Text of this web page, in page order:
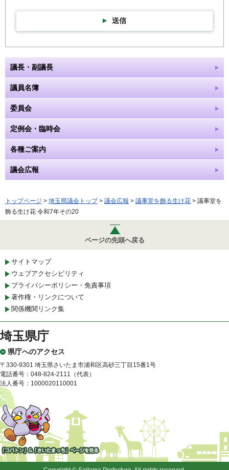
送信
議長・副議長
議員名簿
委員会
定例会・臨時会
各種ご案内
議会広報
トップページ > 埼玉県議会トップ> 議会広報 > 議事堂を飾る生け花 > 議事堂を
飾る生け花 令和7年その20
ページの先頭へ戻る
サイトマップ
ウェブアクセシビリティ
プライバシーポリシー・免責事項
著作権・リンクについて
関係機関リンク集
埼玉県庁
県庁へのアクセス
〒330-9301 埼玉県さいたま市浦和区高砂三丁目15番1号
電話番号：048-824-2111（代表）
法人番号：1000020110001
「コバトン」&「さいたまっ
ち」